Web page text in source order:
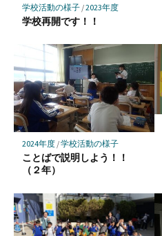
学校活動の様子/2023年度
学校再開です！！
2024年度/学校活動の様子
ことばで説明しよう！！
（２年）